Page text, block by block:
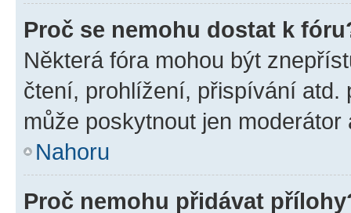
Proč se nemohu dostat k
Některá fóra mohou být
čtení, prohlížení, přispívání atd.
může poskytnout jen
Nahoru
Proč nemohu přidávat